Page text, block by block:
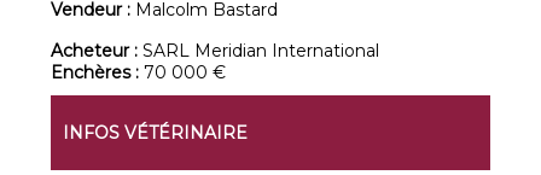
Vendeur : Malcolm Bastard
Acheteur :SARL Meridian International
Enchères :70 000 €
INFOS VÉTÉRINAIRE